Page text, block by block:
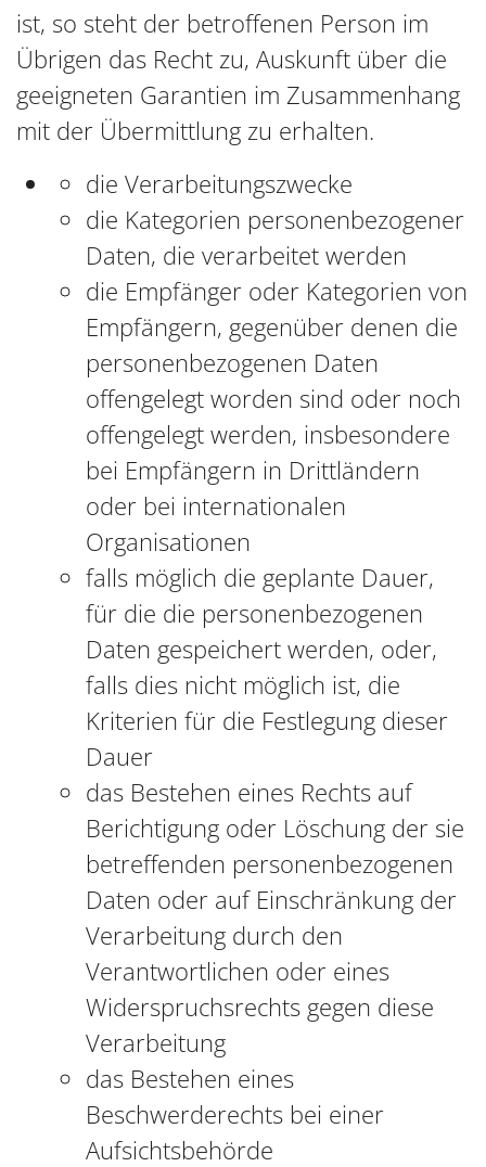
ist, so steht der betroffenen Person im
Übrigen das Recht zu, Auskunft über die
geeigneten Garantien im Zusammenhang
mit der Übermittlung zu erhalten.
die Verarbeitungszwecke
die Kategorien personenbezogener
Daten, die verarbeitet werden
die Empfänger oder Kategorien von
Empfängern, gegenüber denen die
personenbezogenen Daten
offengelegt worden sind oder noch
offengelegt werden, insbesondere
bei Empfängern in Drittländern
oder bei internationalen
Organisationen
falls möglich die geplante Dauer,
für die die personenbezogenen
Daten gespeichert werden, oder,
falls dies nicht möglich ist, die
Kriterien für die Festlegung dieser
Dauer
das Bestehen eines Rechts auf
Berichtigung oder Löschung der sie
betreffenden personenbezogenen
Daten oder auf Einschränkung der
Verarbeitung durch den
Verantwortlichen oder eines
Widerspruchsrechts gegen diese
Verarbeitung
das Bestehen eines
Beschwerderechts bei einer
Aufsichtsbehörde